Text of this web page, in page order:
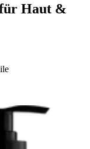
Haut &